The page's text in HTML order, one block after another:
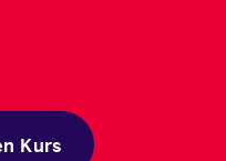
Kurs